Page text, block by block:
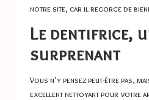
notre site, car il regorge de
Le dentifrice,
surprenant
Vous n’y pensez peut-être pas,
excellent nettoyant pour votre